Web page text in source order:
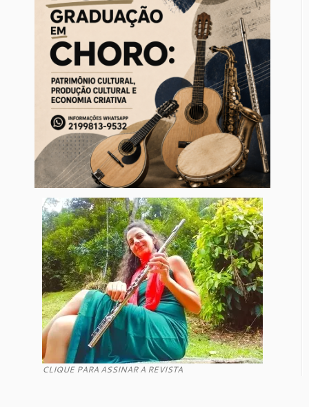
CLIQUE PARA ASSINAR A REVISTA